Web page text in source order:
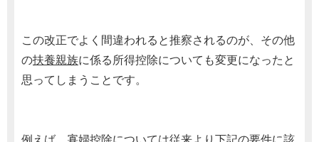
この改正でよく間違われると推察されるのが、その他
の扶養親族に係る所得控除についても変更になったと
思ってしまうことです。